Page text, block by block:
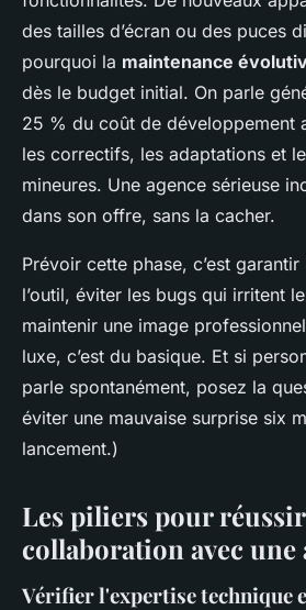
des tailles d’écran ou des puces
pourquoi la maintenance
dès le budget initial. On parle
25 % du coût de développement
les correctifs, les adaptations et
mineures. Une agence sérieuse
dans son offre, sans la cacher.
Prévoir cette phase, c’est
l’outil, éviter les bugs qui irritent
maintenir une image
luxe, c’est du basique. Et si
parle spontanément, posez la
éviter une mauvaise surprise six
lancement.)
Les piliers pour réussir
collaboration avec une
Vérifier l'expertise technique